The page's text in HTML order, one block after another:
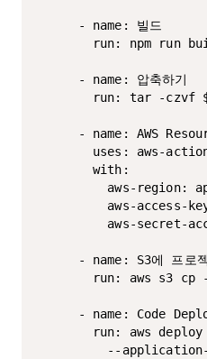
      - name: 빌드
run: npm run
      - name: 압축하기
run: tar -czvf
- name: AWS
uses: aws-
        with:
aws-region:
aws-access-
aws-secret-
- name: S3에 프로
run: aws s3 cp
- name: Code
run: aws
--